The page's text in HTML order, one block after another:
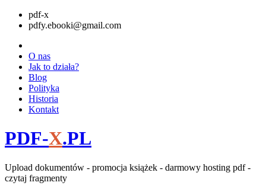
pdf-x
pdfy.ebooki@gmail.com
O nas
Jak to działa?
Blog
Polityka
Historia
Kontakt
PDF-X.PL
Upload dokumentów - promocja książek - darmowy hosting pdf -
czytaj fragmenty